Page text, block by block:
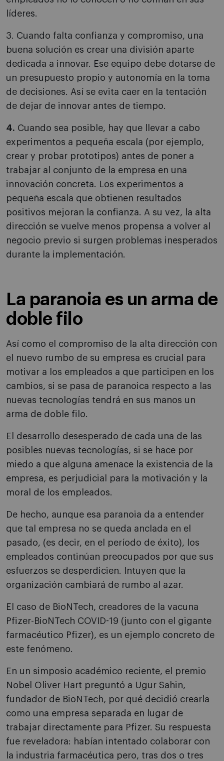
líderes.
3. Cuando falta confianza y compromiso, una
buena solución es crear una división aparte
dedicada a innovar. Ese equipo debe dotarse de
un presupuesto propio y autonomía en la toma
de decisiones. Así se evita caer en la tentación
de dejar de innovar antes de tiempo.
4. Cuando sea posible, hay que llevar a cabo
experimentos a pequeña escala (por ejemplo,
crear y probar prototipos) antes de poner a
trabajar al conjunto de la empresa en una
innovación concreta. Los experimentos a
pequeña escala que obtienen resultados
positivos mejoran la confianza. A su vez, la alta
dirección se vuelve menos propensa a volver al
negocio previo si surgen problemas inesperados
durante la implementación.
La paranoia es un arma de
doble filo
Así como el compromiso de la alta dirección con
el nuevo rumbo de su empresa es crucial para
motivar a los empleados a que participen en los
cambios, si se pasa de paranoica respecto a las
nuevas tecnologías tendrá en sus manos un
arma de doble filo.
El desarrollo desesperado de cada una de las
posibles nuevas tecnologías, si se hace por
miedo a que alguna amenace la existencia de la
empresa, es perjudicial para la motivación y la
moral de los empleados.
De hecho, aunque esa paranoia da a entender
que tal empresa no se queda anclada en el
pasado, (es decir, en el período de éxito), los
empleados continúan preocupados por que sus
esfuerzos se desperdicien. Intuyen que la
organización cambiará de rumbo al azar.
El caso de BioNTech, creadores de la vacuna
Pfizer-BioNTech COVID-19 (junto con el gigante
farmacéutico Pfizer), es un ejemplo concreto de
este fenómeno.
En un simposio académico reciente, el premio
Nobel Oliver Hart preguntó a Ugur Sahin,
fundador de BioNTech, por qué decidió crearla
como una empresa separada en lugar de
trabajar directamente para Pfizer. Su respuesta
fue reveladora: habían intentado colaborar con
la industria farmacéutica pero, tras dos o tres